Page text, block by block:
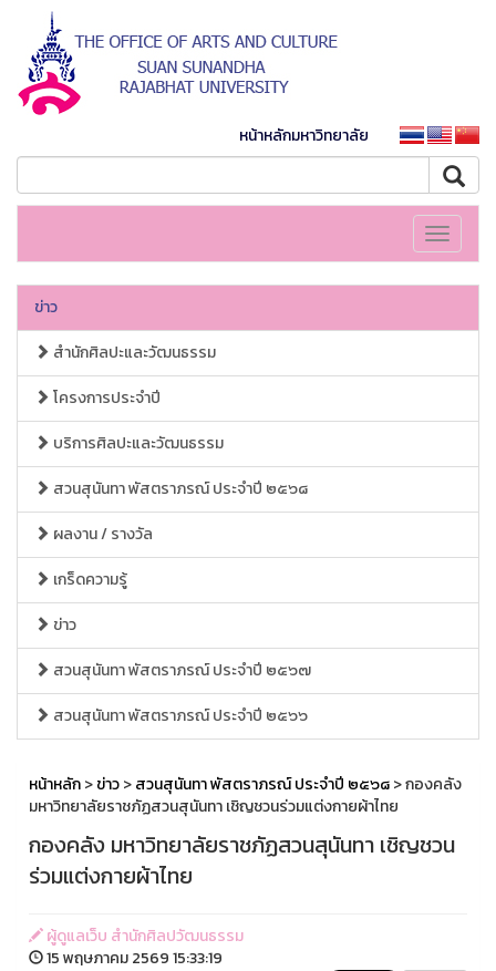
หน้าหลักมหาวิทยาลัย
Toggle
ข่าว
สำนักศิลปะและวัฒนธรรม
โครงการประจำปี
บริการศิลปะและวัฒนธรรม
สวนสุนันทา พัสตราภรณ์ ประจำปี ๒๕๖๘
ผลงาน / รางวัล
เกร็ดความรู้
ข่าว
สวนสุนันทา พัสตราภรณ์ ประจำปี ๒๕๖๗
สวนสุนันทา พัสตราภรณ์ ประจำปี ๒๕๖๖
หน้าหลัก>ข่าว>สวนสุนันทา พัสตราภรณ์ ประจำปี ๒๕๖๘> กองคลัง
มหาวิทยาลัยราชภัฏสวนสุนันทา เชิญชวนร่วมแต่งกายผ้าไทย
กองคลัง มหาวิทยาลัยราชภัฏสวนสุนันทา เชิญชวน
ร่วมแต่งกายผ้าไทย
ผู้ดูแลเว็บ สำนักศิลปวัฒนธรรม
15 พฤษภาคม 2569 15:33:19